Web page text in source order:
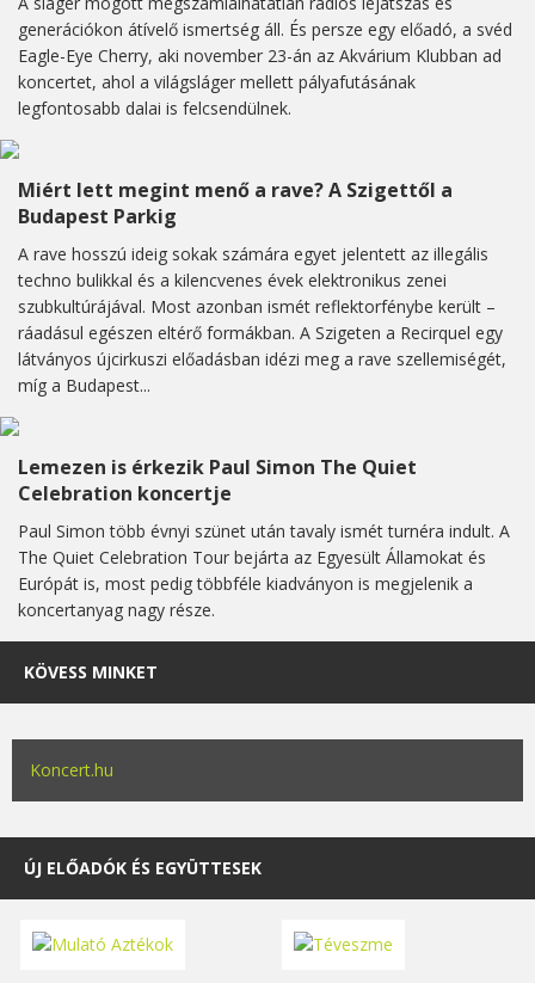
generációkon átívelő ismertség áll. És persze egy előadó, a svéd
Eagle-Eye Cherry, aki november 23-án az Akvárium Klubban ad
koncertet, ahol a világsláger mellett pályafutásának
legfontosabb dalai is felcsendülnek.
Miért lett megint menő a rave? A Szigettől a
Budapest Parkig
A rave hosszú ideig sokak számára egyet jelentett az illegális
techno bulikkal és a kilencvenes évek elektronikus zenei
szubkultúrájával. Most azonban ismét reflektorfénybe került –
ráadásul egészen eltérő formákban. A Szigeten a Recirquel egy
látványos újcirkuszi előadásban idézi meg a rave szellemiségét,
míg a Budapest...
Lemezen is érkezik Paul Simon The Quiet
Celebration koncertje
Paul Simon több évnyi szünet után tavaly ismét turnéra indult. A
The Quiet Celebration Tour bejárta az Egyesült Államokat és
Európát is, most pedig többféle kiadványon is megjelenik a
koncertanyag nagy része.
KÖVESS MINKET
Koncert.hu
ÚJ ELŐADÓK ÉS EGYÜTTESEK